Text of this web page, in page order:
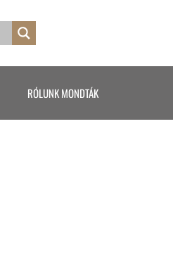
RÓLUNK MONDTÁK